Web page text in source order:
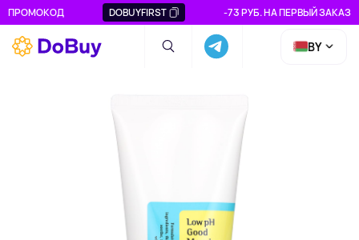
ПРОМОКОД DOBUYFIRST -73 РУБ. НА ПЕРВЫЙ ЗАКАЗ
BY